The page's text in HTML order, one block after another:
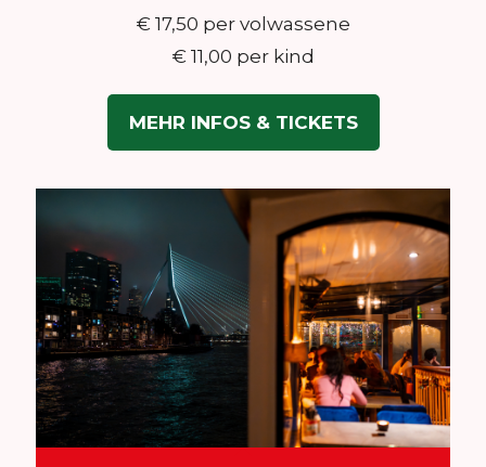
€ 17,50 per volwassene
€ 11,00 per kind
MEHR INFOS & TICKETS